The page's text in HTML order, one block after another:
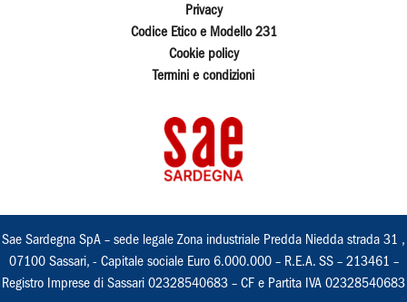
Privacy
Codice Etico e Modello 231
Cookie policy
Termini e condizioni
Sae Sardegna SpA – sede legale Zona industriale Predda Niedda strada 31 ,
07100 Sassari, - Capitale sociale Euro 6.000.000 – R.E.A. SS – 213461 –
Registro Imprese di Sassari 02328540683 – CF e Partita IVA 02328540683